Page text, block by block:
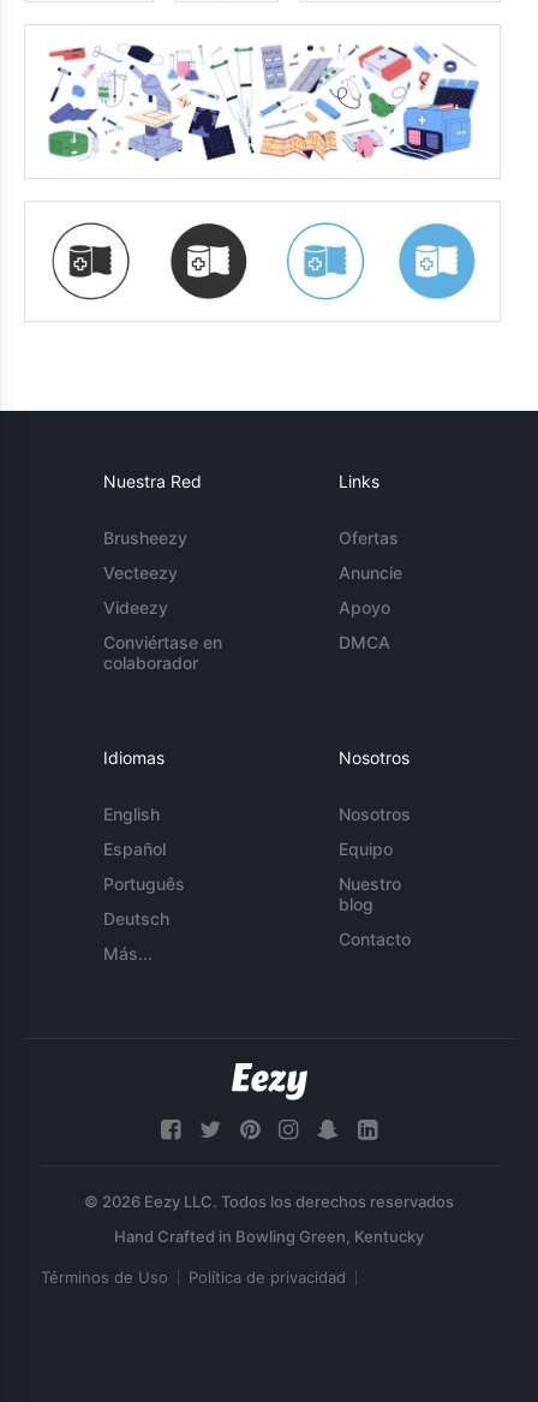
Nuestra Red
Brusheezy
Vecteezy
Videezy
Conviértase en
colaborador
Links
Ofertas
Anuncie
Apoyo
DMCA
Idiomas
English
Español
Português
Deutsch
Más...
Nosotros
Nosotros
Equipo
Nuestro
blog
Contacto
© 2026 Eezy LLC. Todos los derechos reservados
Términos de Uso Política de privacidad